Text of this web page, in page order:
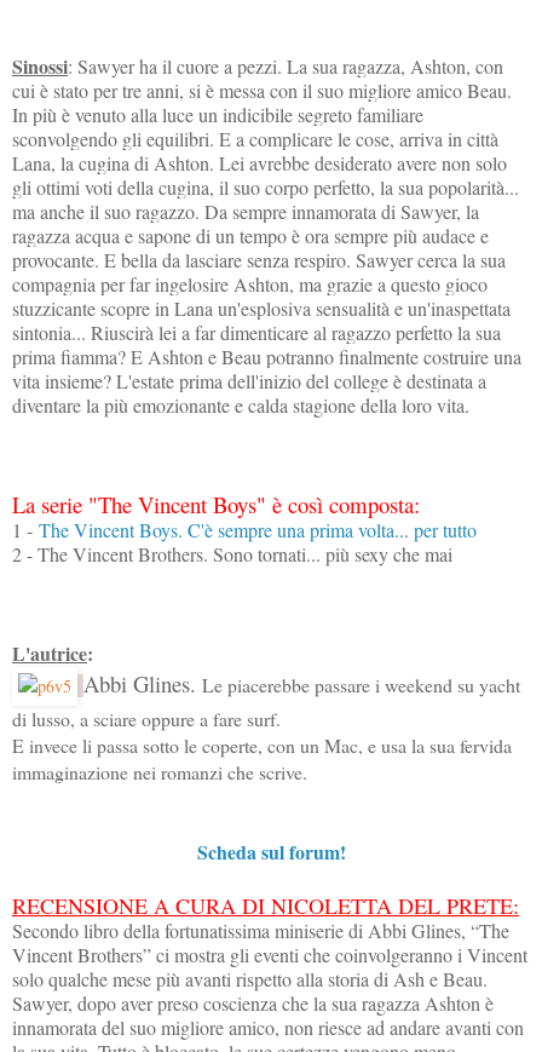
Sinossi: Sawyer ha il cuore a pezzi. La sua ragazza, Ashton, con
cui è stato per tre anni, si è messa con il suo migliore amico Beau.
In più è venuto alla luce un indicibile segreto familiare
sconvolgendo gli equilibri. E a complicare le cose, arriva in città
Lana, la cugina di Ashton. Lei avrebbe desiderato avere non solo
gli ottimi voti della cugina, il suo corpo perfetto, la sua popolarità...
ma anche il suo ragazzo. Da sempre innamorata di Sawyer, la
ragazza acqua e sapone di un tempo è ora sempre più audace e
provocante. E bella da lasciare senza respiro. Sawyer cerca la sua
compagnia per far ingelosire Ashton, ma grazie a questo gioco
stuzzicante scopre in Lana un'esplosiva sensualità e un'inaspettata
sintonia... Riuscirà lei a far dimenticare al ragazzo perfetto la sua
prima fiamma? E Ashton e Beau potranno finalmente costruire una
vita insieme? L'estate prima dell'inizio del college è destinata a
diventare la più emozionante e calda stagione della loro vita.
La serie "The Vincent Boys" è così composta:
1 - The Vincent Boys. C'è sempre una prima volta... per tutto
2 - The Vincent Brothers. Sono tornati... più sexy che mai
L'autrice:
Abbi Glines. Le piacerebbe passare i weekend su yacht
di lusso, a sciare oppure a fare surf.
E invece li passa sotto le coperte, con un Mac, e usa la sua fervida
immaginazione nei romanzi che scrive.
Scheda sul forum!
RECENSIONE A CURA DI NICOLETTA DEL PRETE:
Secondo libro della fortunatissima miniserie di Abbi Glines, “The
Vincent Brothers” ci mostra gli eventi che coinvolgeranno i Vincent
solo qualche mese più avanti rispetto alla storia di Ash e Beau.
Sawyer, dopo aver preso coscienza che la sua ragazza Ashton è
innamorata del suo migliore amico, non riesce ad andare avanti con